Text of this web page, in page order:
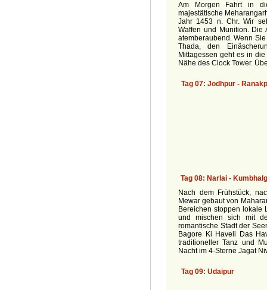
Am Morgen Fahrt in
majestätische
Jahr 1453 n. Chr. Wir
Waffen und Munition. Die
atemberaubend. Wenn
Thada, den
Mittagessen geht es in
Nähe des Clock Tower.
Nach dem Frühstück,
Mewar gebaut von
Bereichen stoppen lokale
und mischen sich mit
romantische Stadt der
Bagore Ki Haveli Das
traditioneller Tanz und
Nacht im 4-Sterne Jagat